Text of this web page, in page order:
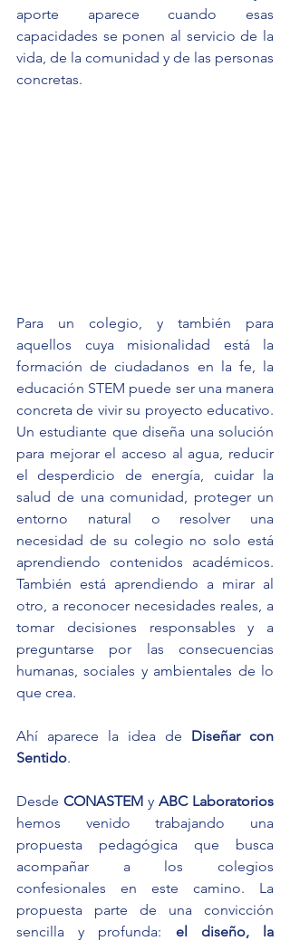
aporte aparece cuando esas
capacidades se ponen al servicio de la
vida, de la comunidad y de las personas
concretas.
Para un colegio, y también para
aquellos cuya misionalidad está la
formación de ciudadanos en la fe, la
educación STEM puede ser una manera
concreta de vivir su proyecto educativo.
Un estudiante que diseña una solución
para mejorar el acceso al agua, reducir
el desperdicio de energía, cuidar la
salud de una comunidad, proteger un
entorno natural o resolver una
necesidad de su colegio no solo está
aprendiendo contenidos académicos.
También está aprendiendo a mirar al
otro, a reconocer necesidades reales, a
tomar decisiones responsables y a
preguntarse por las consecuencias
humanas, sociales y ambientales de lo
que crea.
Ahí aparece la idea de Diseñar con
Sentido.
Desde CONASTEM y ABC Laboratorios
hemos venido trabajando una
propuesta pedagógica que busca
acompañar a los colegios
confesionales en este camino. La
propuesta parte de una convicción
sencilla y profunda: el diseño, la